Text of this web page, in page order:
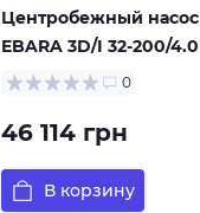
Центробежный насос
EBARA 3D/I 32-200/4.0
0
46 114 грн
В корзину